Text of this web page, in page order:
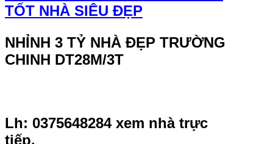
NHỈNH 3 TỶ NHÀ ĐẸP TRƯỜNG
CHINH DT28M/3T
Lh: 0375648284 xem nhà trực
tiếp.